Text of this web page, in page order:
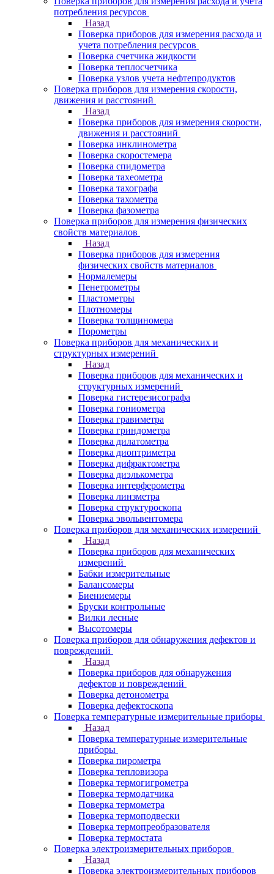
потребления ресурсов
Назад
Поверка приборов для измерения расхода и
учета потребления ресурсов
Поверка счетчика жидкости
Поверка теплосчетчика
Поверка узлов учета нефтепродуктов
Поверка приборов для измерения скорости,
движения и расстояний
Назад
Поверка приборов для измерения скорости,
движения и расстояний
Поверка инклинометра
Поверка скоростемера
Поверка спидометра
Поверка тахеометра
Поверка тахографа
Поверка тахометра
Поверка фазометра
Поверка приборов для измерения физических
свойств материалов
Назад
Поверка приборов для измерения
физических свойств материалов
Нормалемеры
Пенетрометры
Пластометры
Плотномеры
Поверка толщиномера
Порометры
Поверка приборов для механических и
структурных измерений
Назад
Поверка приборов для механических и
структурных измерений
Поверка гистерезисографа
Поверка гониометра
Поверка гравиметра
Поверка гриндометра
Поверка дилатометра
Поверка диоптриметра
Поверка дифрактометра
Поверка диэлькометра
Поверка интерферометра
Поверка линзметра
Поверка структуроскопа
Поверка эвольвентомера
Поверка приборов для механических измерений
Назад
Поверка приборов для механических
измерений
Бабки измерительные
Балансомеры
Биениемеры
Бруски контрольные
Вилки лесные
Высотомеры
Поверка приборов для обнаружения дефектов и
повреждений
Назад
Поверка приборов для обнаружения
дефектов и повреждений
Поверка детонометра
Поверка дефектоскопа
Поверка температурные измерительные приборы
Назад
Поверка температурные измерительные
приборы
Поверка пирометра
Поверка тепловизора
Поверка термогигрометра
Поверка термодатчика
Поверка термометра
Поверка термоподвески
Поверка термопреобразователя
Поверка термостата
Поверка электроизмерительных приборов
Назад
Поверка электроизмерительных приборов